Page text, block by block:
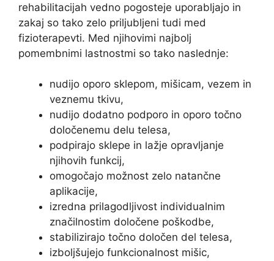
rehabilitacijah vedno pogosteje uporabljajo in
zakaj so tako zelo priljubljeni tudi med
fizioterapevti. Med njihovimi najbolj
pomembnimi lastnostmi so tako naslednje:
nudijo oporo sklepom, mišicam, vezem in
veznemu tkivu,
nudijo dodatno podporo in oporo točno
določenemu delu telesa,
podpirajo sklepe in lažje opravljanje
njihovih funkcij,
omogočajo možnost zelo natančne
aplikacije,
izredna prilagodljivost individualnim
značilnostim določene poškodbe,
stabilizirajo točno določen del telesa,
izboljšujejo funkcionalnost mišic,